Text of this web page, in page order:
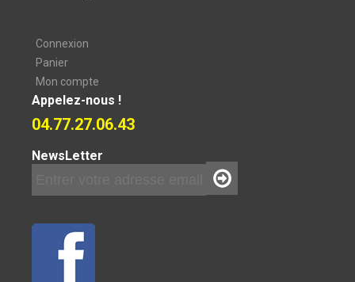
Connexion
Panier
Mon compte
Appelez-nous !
04.77.27.06.43
NewsLetter